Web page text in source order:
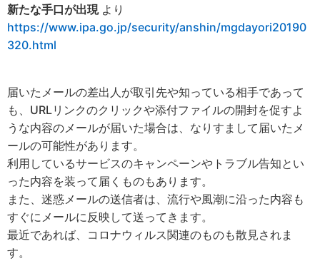
新たな手口が出現より
https://www.ipa.go.jp/security/anshin/mgdayori20190
320.html
届いたメールの差出人が取引先や知っている相手であって
も、URLリンクのクリックや添付ファイルの開封を促すよ
うな内容のメールが届いた場合は、なりすまして届いたメ
ールの可能性があります。
利用しているサービスのキャンペーンやトラブル告知とい
った内容を装って届くものもあります。
また、迷惑メールの送信者は、流行や風潮に沿った内容も
すぐにメールに反映して送ってきます。
最近であれば、コロナウィルス関連のものも散見されま
す。